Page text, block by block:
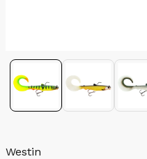
Westin